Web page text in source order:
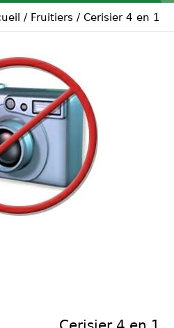
/ Fruitiers / Cerisier 4 en 1